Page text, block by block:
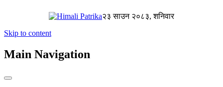
२३ साउन २०८३, शनिवार
Skip to content
Main Navigation